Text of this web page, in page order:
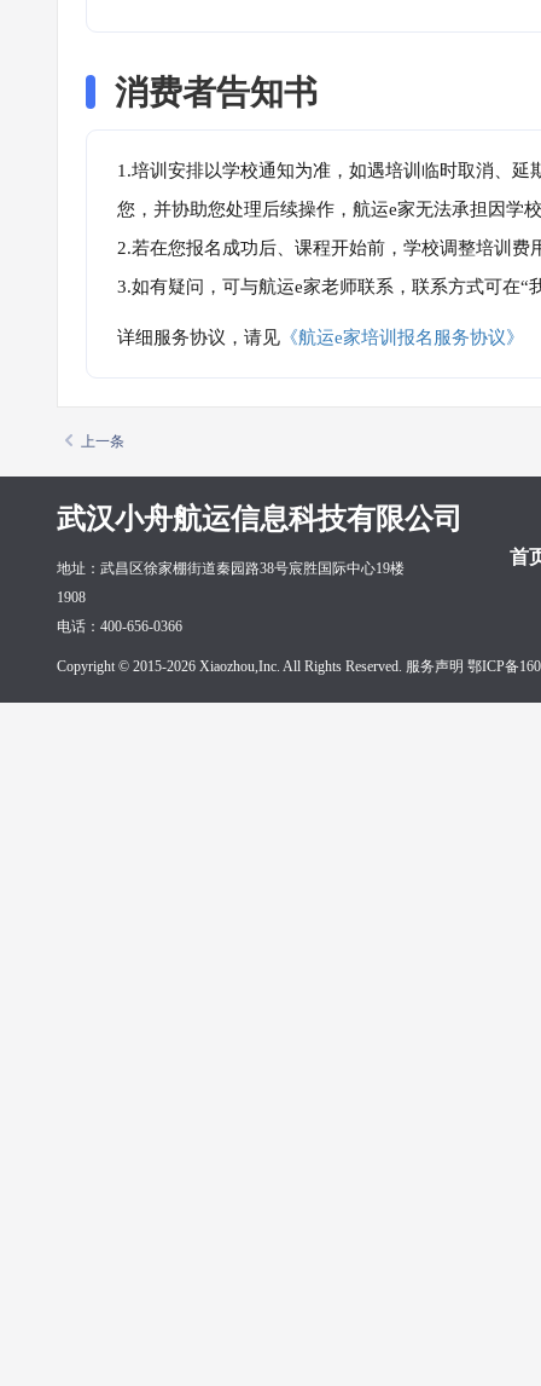
消费者告知书
1.培训安排以学校通知为准，如遇培训临时取消、
您，并协助您处理后续操作，航运e家无法承担因学
2.若在您报名成功后、课程开始前，学校调整培训
3.如有疑问，可与航运e家老师联系，联系方式可在
详细服务协议，请见 《航运e家培训报名服务协议》
上一条
武汉小舟航运信息科技有限公司
首
地址：武昌区徐家棚街道秦园路38号宸胜国际中心19楼
1908
电话：400-656-0366
Copyright © 2015-2026 Xiaozhou,Inc. All Rights Reserved. 服务声明 鄂ICP备